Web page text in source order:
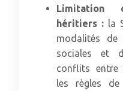
Limitation
héritiers : la
modalités de
sociales et
conflits entre
les règles